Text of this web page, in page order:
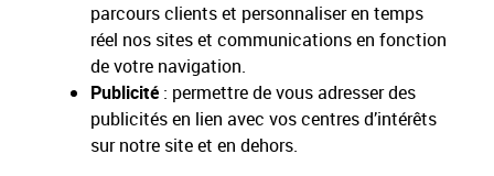
parcours clients et personnaliser en temps
réel nos sites et communications en fonction
de votre navigation.
Publicité : permettre de vous adresser des
publicités en lien avec vos centres d’intérêts
sur notre site et en dehors.
Restons connectés
Services Pros